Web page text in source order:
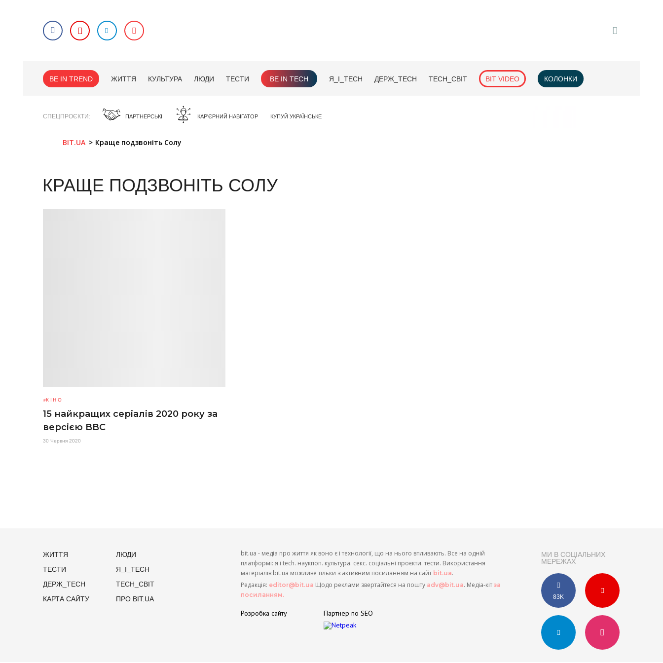
BE IN TREND ЖИТТЯ КУЛЬТУРА ЛЮДИ ТЕСТИ BE IN TECH Я_І_TECH ДЕРЖ_TECH TECH_СВІТ BIT VIDEO КОЛОНКИ
СПЕЦПРОЄКТИ ПАРТНЕРСЬКІ КАР'ЄРНИЙ НАВІГАТОР КУПУЙ УКРАЇНСЬКЕ
BIT.UA Краще подзвоніть Солу
КРАЩЕ ПОДЗВОНІТЬ СОЛУ
КІНО
15 найкращих серіалів 2020 року за
версією BBC
30 Червня 2020
ЖИТТЯ
ЛЮДИ
ТЕСТИ
Я_І_TECH
ДЕРЖ_TECH
TECH_СВІТ
КАРТА САЙТУ
ПРО BIT.UA
МИ В СОЦІАЛЬНИХ
МЕРЕЖАХ
83K
bit.ua - медіа про життя як воно є і технології, що на нього впливають. Все на одній
платформі: я і tech. наукпоп. культура. секс. соціальні проєкти. тести. Використання
матеріалів bit.ua можливе тільки з активним посиланням на сайт bit.ua.
Редакція: editor@bit.ua Щодо реклами звертайтеся на пошту adv@bit.ua. Медіа-кіт за
посиланням.
Розробка сайту Партнер по SEO